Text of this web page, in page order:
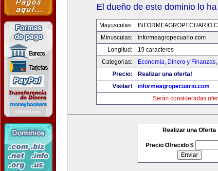
El dueño de este dominio lo
Mayusculas:
Minusculas:
informeagropecuario.com
Longitud:
19 caracteres
Categorias:
Economia, Dinero y Finanzas,
Precio:
Realizar una oferta!
Visitar!
informeagropecuario.com
Serán consideradas
Realizar una Oferta
Precio Ofrecido $